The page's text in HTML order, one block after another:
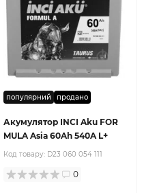
популярний продано
Акумулятор INCI Aku FOR
MULA Asia 60Ah 540A L+
Код товару: D23 060 054 111
0